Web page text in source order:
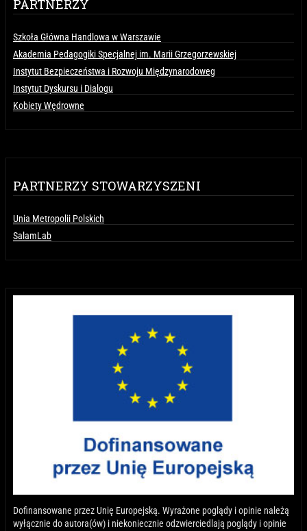
PARTNERZY
Szkoła Główna Handlowa w Warszawie
Akademia Pedagogiki Specjalnej im. Marii Grzegorzewskiej
Instytut Bezpieczeństwa i Rozwoju Międzynarodoweg
Instytut Dyskursu i Dialogu
Kobiety Wędrowne
PARTNERZY STOWARZYSZENI
Unia Metropolii Polskich
SalamLab
Dofinansowane przez Unię Europejską. Wyrażone poglądy i opinie należą
wyłącznie do autora(ów) i niekoniecznie odzwierciedlają poglądy i opinie